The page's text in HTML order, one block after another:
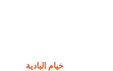
خيام البادية